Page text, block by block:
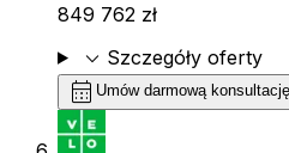
849 762 zł
expand_more Szczegóły oferty
calendar_month Umów darmową konsultację